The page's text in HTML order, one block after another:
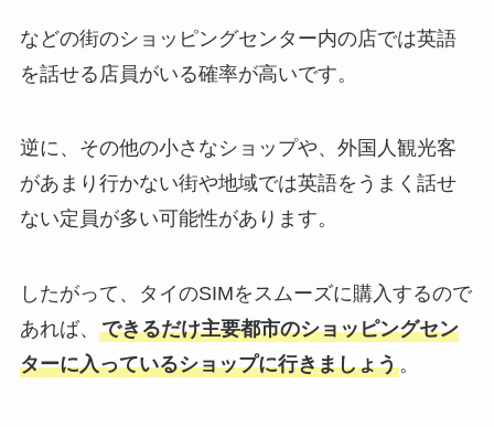
などの街のショッピングセンター内の店では英語
を話せる店員がいる確率が高いです。
逆に、その他の小さなショップや、外国人観光客
があまり行かない街や地域では英語をうまく話せ
ない定員が多い可能性があります。
したがって、タイのSIMをスムーズに購入するので
あれば、 できるだけ主要都市のショッピングセン
ターに入っているショップに行きましょう。